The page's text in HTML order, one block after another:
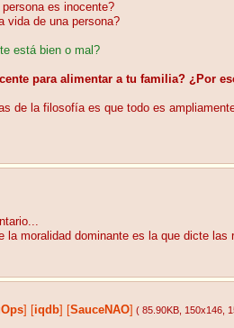
es inocente?
vida de una persona?
está bien o mal?
para alimentar a tu familia? ¿Por
de la filosofía es que todo es
la moralidad dominante es la que dicte las
] [iqdb] [SauceNAO] ( 85.90KB , 150x146 ,